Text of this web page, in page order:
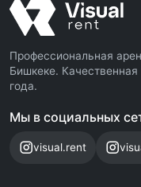
Профессиональная
Бишкеке.
года.
Мы в социальных
visual.rent